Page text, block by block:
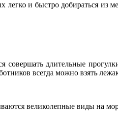
легко и быстро добираться
совершать длительные
всегда можно взять
великолепные виды на